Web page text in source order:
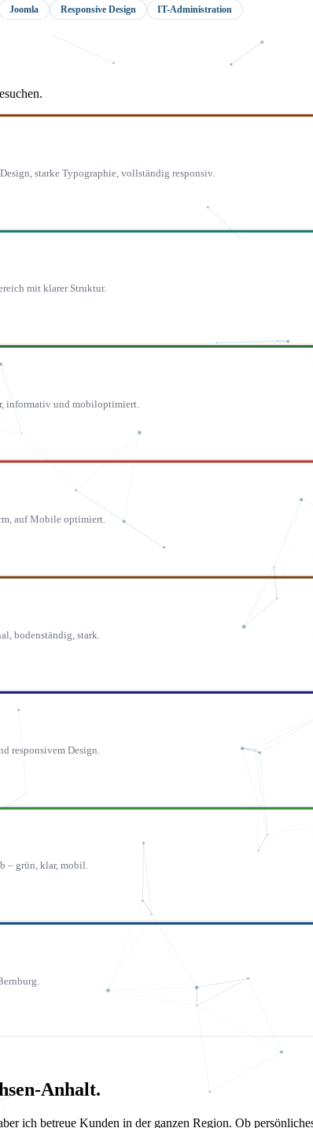
Joomla Responsive Design IT-Administration
starke Typographie, vollständig responsiv.
mit klarer Struktur.
informativ und mobiloptimiert.
auf Mobile optimiert.
bodenständig, stark.
responsivem Design.
– grün, klar, mobil.
Anhalt.
ich betreue Kunden in der ganzen Region. Ob